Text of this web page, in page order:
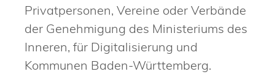
Privatpersonen, Vereine oder Verbände
der Genehmigung des Ministeriums des
Inneren, für Digitalisierung und
Kommunen Baden-Württemberg.